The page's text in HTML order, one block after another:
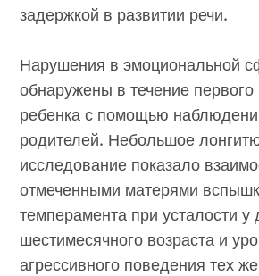
задержкой в развитии речи.
Нарушения в эмоциональной
обнаружены в течение первого
ребенка с помощью
родителей. Небольшое
исследование показало
отмеченными матерями
темперамента при усталости у
шестимесячного возраста и
агрессивного поведения тех